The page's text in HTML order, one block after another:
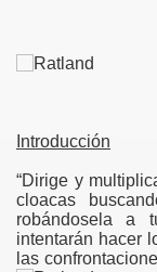
Introducción
“Dirige y
cloacas
robándosela a
intentarán hacer
las